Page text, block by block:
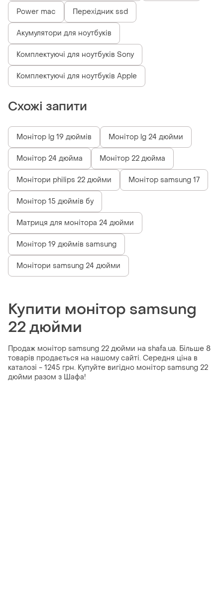
Power mac Перехідник ssd
Акумулятори для ноутбуків
Комплектуючі для ноутбуків Sony
Комплектуючі для ноутбуків Apple
Схожі запити
Монітор lg 19 дюймів Монітор lg 24 дюйми
Монітор 24 дюйма Монітор 22 дюйма
Монітори philips 22 дюйми Монітор samsung 17
Монітор 15 дюймів бу
Матриця для монітора 24 дюйми
Монітор 19 дюймів samsung
Монітори samsung 24 дюйми
Купити монітор samsung
22 дюйми
Продаж монітор samsung 22 дюйми на shafa.ua. Більше 8
товарів продається на нашому сайті. Середня ціна в
каталозі - 1245 грн. Купуйте вигідно монітор samsung 22
дюйми разом з Шафа!